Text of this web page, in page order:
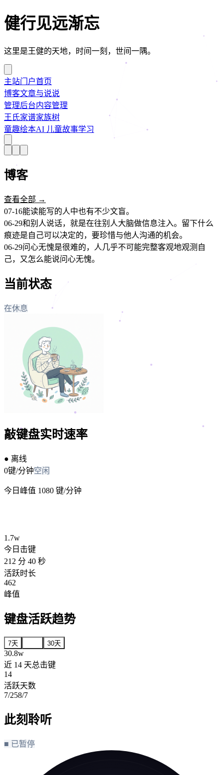
健行见远渐忘
这里是王健的天地，时间一刻，世间一隅。
主站门户首页
博客文章与说说
管理后台内容管理
王氏家谱家族树
童趣绘本AI 儿童故事学习
博客
查看全部 →
07-16能读能写的人中也有不少文盲。
06-29和别人说话，就是在往别人大脑做信息注入。留下什么
痕迹是自己可以决定的，要珍惜与他人沟通的机会。
06-29问心无愧是很难的，人几乎不可能完整客观地观测自
己，又怎么能说问心无愧。
当前状态
在休息
敲键盘实时速率
● 离线
0键/分钟空闲
今日峰值 1080 键/分钟
1.7w
今日击键
212 分 40 秒
活跃时长
462
峰值
键盘活跃趋势
7天 30天
30.8w
近 14 天总击键
14
活跃天数
7/258/7
此刻聆听
■ 已暂停